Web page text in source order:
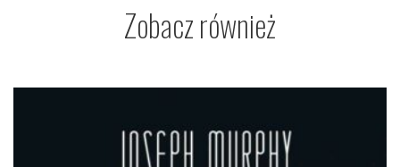
Zobacz również